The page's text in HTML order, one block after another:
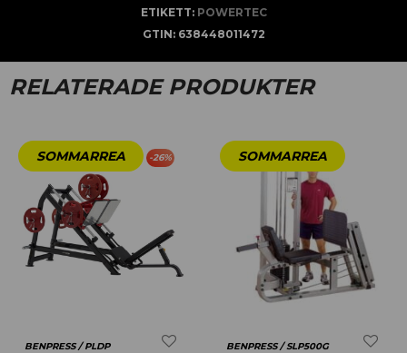
ETIKETT: POWERTEC
GTIN: 638448011472
RELATERADE PRODUKTER
-26%
BENPRESS / PLDP BENPRESS / SLP500G